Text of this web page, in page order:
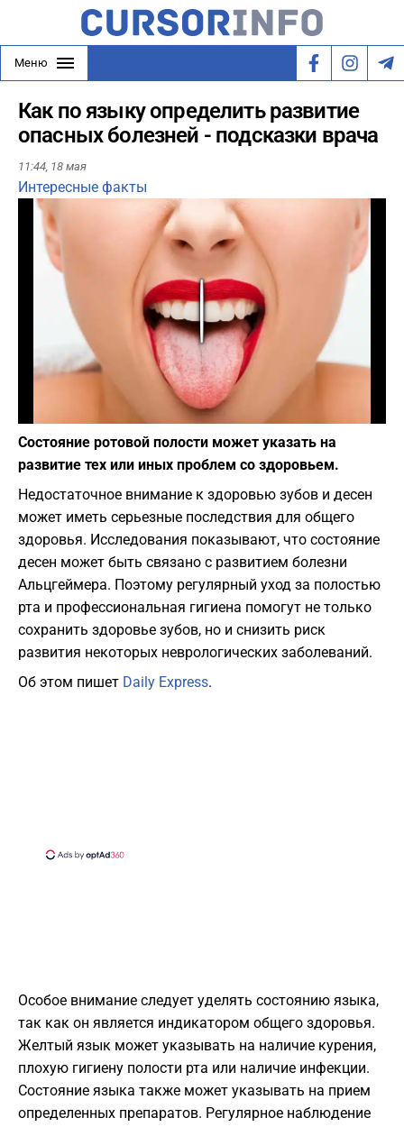
Меню
Как по языку определить развитие
опасных болезней - подсказки врача
11:44, 18 мая
Интересные факты
Play
Фото: Depositphotos
Состояние ротовой полости может указать на
развитие тех или иных проблем со здоровьем.
Недостаточное внимание к здоровью зубов и десен
может иметь серьезные последствия для общего
здоровья. Исследования показывают, что состояние
десен может быть связано с развитием болезни
Альцгеймера. Поэтому регулярный уход за полостью
рта и профессиональная гигиена помогут не только
сохранить здоровье зубов, но и снизить риск
развития некоторых неврологических заболеваний.
Об этом пишет Daily Express.
Особое внимание следует уделять состоянию языка,
так как он является индикатором общего здоровья.
Желтый язык может указывать на наличие курения,
плохую гигиену полости рта или наличие инфекции.
Состояние языка также может указывать на прием
определенных препаратов. Регулярное наблюдение